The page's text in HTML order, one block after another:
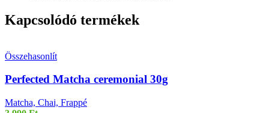
Kapcsolódó termékek
Összehasonlít
Perfected Matcha ceremonial 30g
Matcha, Chai, Frappé